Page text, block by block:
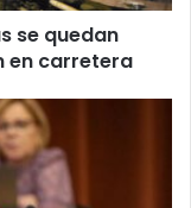
se quedan
en carretera